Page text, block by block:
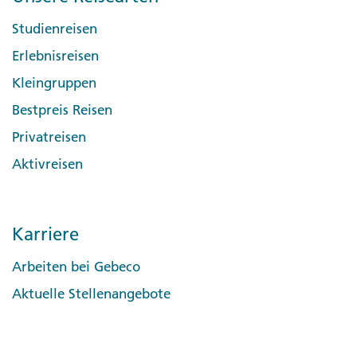
Studienreisen
Erlebnisreisen
Kleingruppen
Bestpreis Reisen
Privatreisen
Aktivreisen
Karriere
Arbeiten bei Gebeco
Aktuelle Stellenangebote